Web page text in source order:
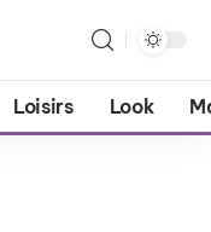
Loisirs Look